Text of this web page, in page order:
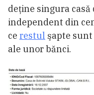
deţine singura
independent din
ce restul şapte
ale unor bănci.